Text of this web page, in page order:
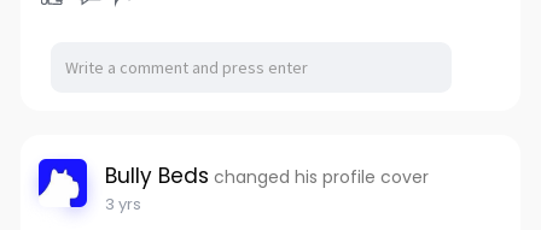
Bully Beds changed his profile cover
3 yrs